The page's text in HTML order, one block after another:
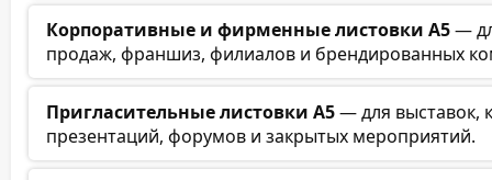
Корпоративные и фирменные листовки А5—
продаж, франшиз, филиалов и брендированных
Пригласительные листовки А5— для выставок,
презентаций, форумов и закрытых мероприятий.